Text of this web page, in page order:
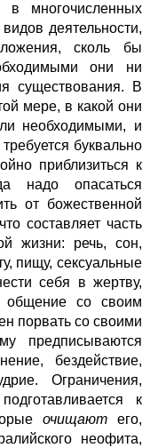
в многочисленных
деятельности,
сколь бы
они ни
существования. В
мере, в какой они
необходимыми, и
буквально
приблизиться к
надо опасаться
от божественной
составляет часть
жизни: речь, сон,
пищу, сексуальные
себя в жертву,
общение со своим
порвать со своими
предписываются
бездействие,
Ограничения,
к
очищают его,
неофита,